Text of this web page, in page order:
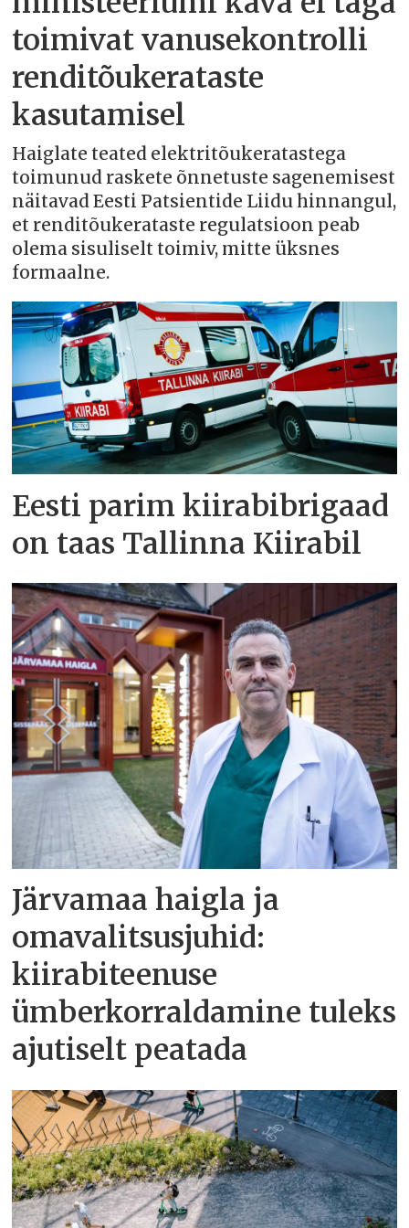
toimivat vanusekontrolli
renditõukerataste
kasutamisel
Haiglate teated elektritõukeratastega
toimunud raskete õnnetuste sagenemisest
näitavad Eesti Patsientide Liidu hinnangul,
et renditõukerataste regulatsioon peab
olema sisuliselt toimiv, mitte üksnes
formaalne.
Eesti parim kiirabibrigaad
on taas Tallinna Kiirabil
Järvamaa haigla ja
omavalitsusjuhid:
kiirabiteenuse
ümberkorraldamine tuleks
ajutiselt peatada